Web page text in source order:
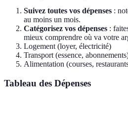
Suivez toutes vos dépenses :
au moins un mois.
Catégorisez vos dépenses :
mieux comprendre où va votre
Logement (loyer, électricité)
Transport (essence,
Alimentation (courses,
Tableau des Dépenses